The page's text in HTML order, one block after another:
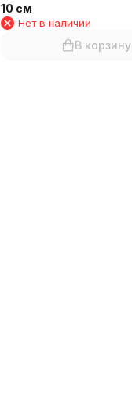
10 см
Нет в наличии
В корзину